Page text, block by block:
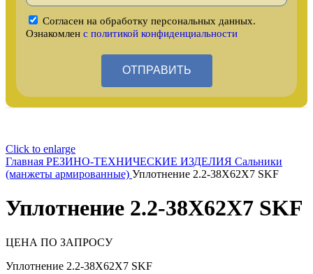
Согласен на обработку персональных данных.
Ознакомлен с политикой конфиденциальности
ОТПРАВИТЬ
Click to enlarge
Главная РЕЗИНО-ТЕХНИЧЕСКИЕ ИЗДЕЛИЯ Сальники
(манжеты армированные) Уплотнение 2.2-38X62X7 SKF
Уплотнение 2.2-38X62X7 SKF
ЦЕНА ПО ЗАПРОСУ
Уплотнение 2.2-38X62X7 SKF